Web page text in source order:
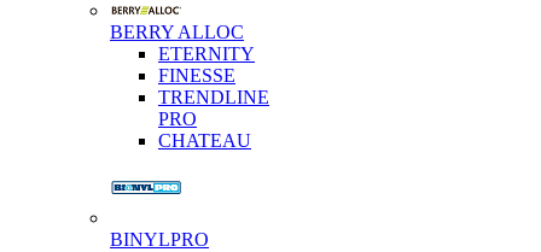
BERRY ALLOC
ETERNITY
FINESSE
TRENDLINE
PRO
CHATEAU
BINYLPRO